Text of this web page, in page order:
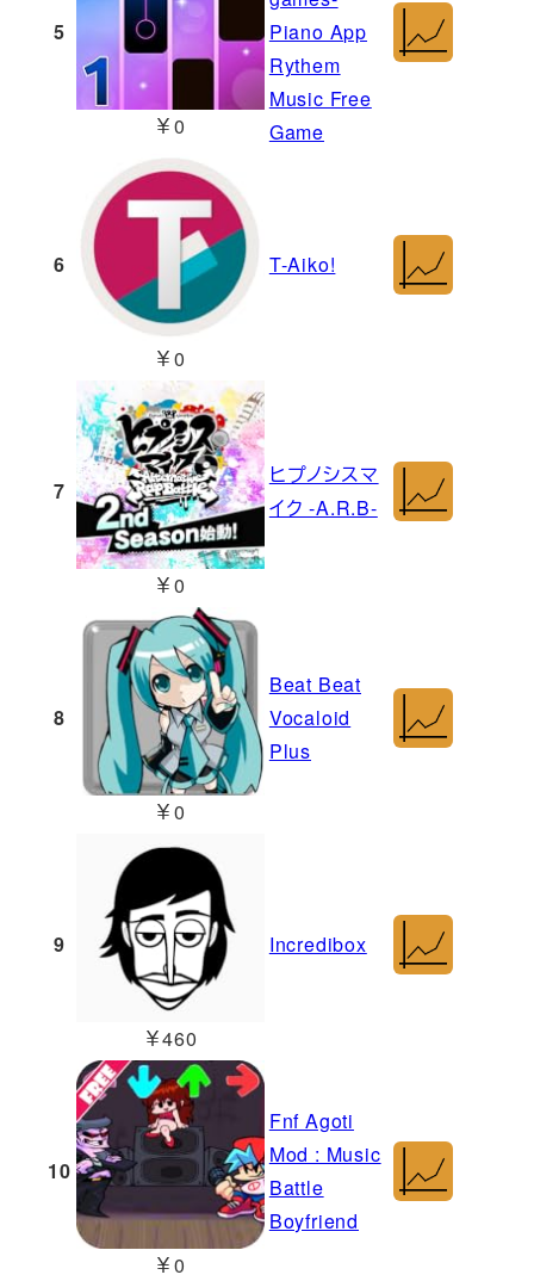
5
￥0
Piano App
Rythem
Music Free
Game
6
￥0
T-Aiko!
7
￥0
ヒプノシスマ
イク -A.R.B-
8
￥0
Beat Beat
Vocaloid
Plus
9
￥460
Incredibox
10
￥0
Fnf Agoti
Mod : Music
Battle
Boyfriend